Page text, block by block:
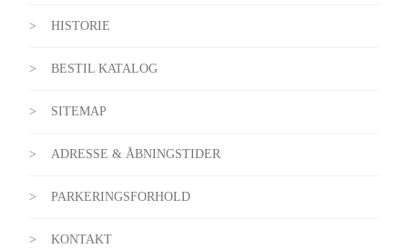
HISTORIE
BESTIL KATALOG
SITEMAP
ADRESSE & ÅBNINGSTIDER
PARKERINGSFORHOLD
KONTAKT